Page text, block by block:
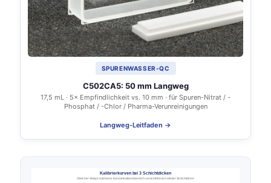
SPURENWASSER-QC
C502CA5: 50 mm Langweg
17,5 mL · 5× Empfindlichkeit vs. 10 mm · für Spuren-Nitrat / -
Phosphat / -Chlor / Pharma-Verunreinigungen
Langweg-Leitfaden →
Kalibrierkurven bei 3 Schichtdicken
Gleicher Analyt; nutzbarer Konzentrationsbereich verschiebt sich mit der Schichtdicke